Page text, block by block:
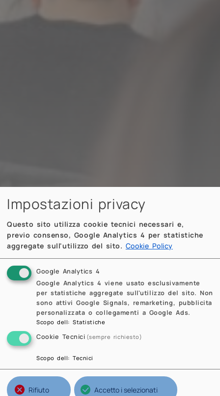
Impostazioni privacy
Questo sito utilizza cookie tecnici necessari e,
previo consenso, Google Analytics 4 per statistiche
aggregate sull'utilizzo del sito. Cookie Policy
Google Analytics 4
Google Analytics 4 viene usato esclusivamente
per statistiche aggregate sull'utilizzo del sito. Non
sono attivi Google Signals, remarketing, pubblicita
personalizzata o collegamenti a Google Ads.
Scopo dell:Statistiche
Cookie Tecnici (sempre richiesto)
Scopo dell:Tecnici
Rifiuto Accetto i selezionati